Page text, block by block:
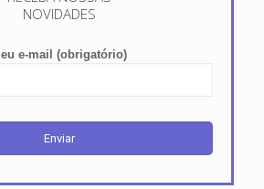
NOVIDADES
e-mail (obrigatório)